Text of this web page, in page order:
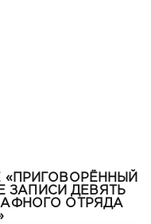
ЗАПИСИ ДЕВЯТЬ
ОТРЯДА